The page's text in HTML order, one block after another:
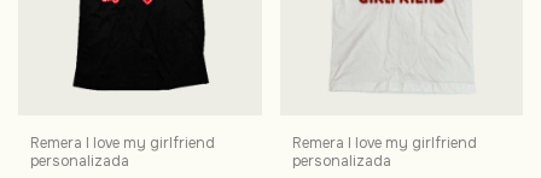
Remera I love my girlfriend
personalizada
Remera I love my girlfriend
personalizada